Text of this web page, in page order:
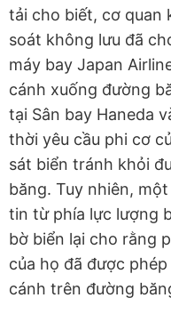
tải cho biết, cơ quan
soát không lưu đã
máy bay Japan
cánh xuống đường
tại Sân bay Haneda
thời yêu cầu phi cơ
sát biển tránh khỏi
băng. Tuy nhiên,
tin từ phía lực lượng
bờ biển lại cho rằng
của họ đã được
cánh trên đường